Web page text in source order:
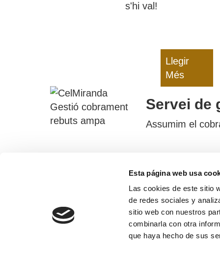
Esta página web usa
Las cookies de este sitio
de redes sociales y
sitio web con nuestros
combinarla con otra
que haya hecho de sus
s'hi val!
Llegir
Més
Servei de
Assumim el
Carrer de Santa Maria, 19,
Alcoletge,
609 18 38